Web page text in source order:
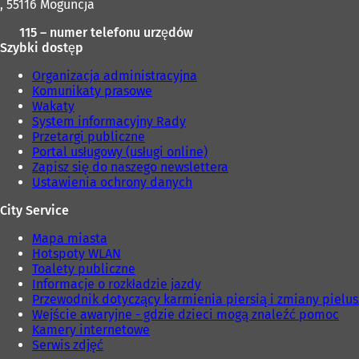
, 55116 Moguncja
115 – numer telefonu urzędów
Szybki dostęp
Organizacja administracyjna
Komunikaty prasowe
Wakaty
System informacyjny Rady
Przetargi publiczne
Portal usługowy (usługi online)
Zapisz się do naszego newslettera
Ustawienia ochrony danych
City Service
Mapa miasta
Hotspoty WLAN
Toalety publiczne
Informacje o rozkładzie jazdy
Przewodnik dotyczący karmienia piersią i zmiany
Wejście awaryjne - gdzie dzieci mogą znaleźć pomoc
Kamery internetowe
Serwis zdjęć